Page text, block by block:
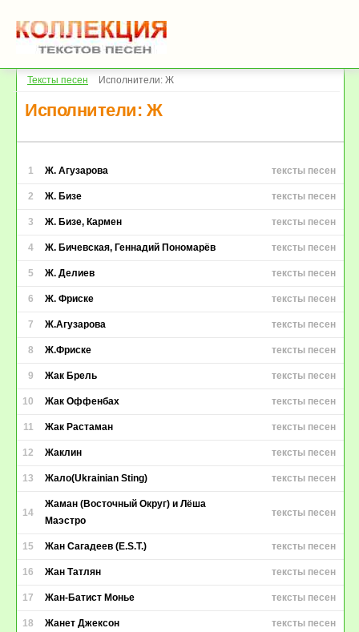
Тексты песен Исполнители: Ж
Исполнители: Ж
1 Ж. Агузарова тексты песен
2 Ж. Бизе тексты песен
3 Ж. Бизе, Кармен тексты песен
4 Ж. Бичевская, Геннадий Пономарёв тексты песен
5 Ж. Делиев тексты песен
6 Ж. Фриске тексты песен
7 Ж.Агузарова тексты песен
8 Ж.Фриске тексты песен
9 Жак Брель тексты песен
10 Жак Оффенбах тексты песен
11 Жак Растаман тексты песен
12 Жаклин тексты песен
13 Жало(Ukrainian Sting) тексты песен
14
Жаман (Восточный Округ) и Лёша
Маэстро
тексты песен
15 Жан Сагадеев (E.S.T.) тексты песен
16 Жан Татлян тексты песен
17 Жан-Батист Монье тексты песен
18 Жанет Джексон тексты песен